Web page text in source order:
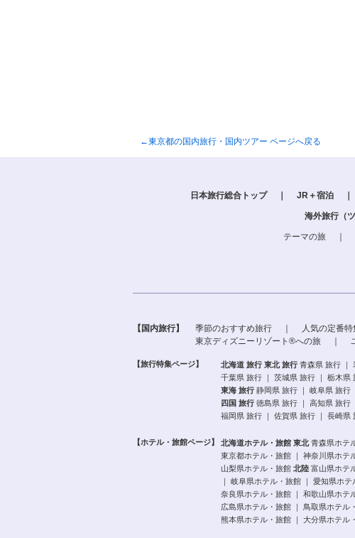
←東京都の国内旅行・国内ツアー ページへ戻る
日本旅行総合トップ ｜ JR＋宿泊 ｜
海外旅行（ツ
テーマの旅 ｜
【国内旅行】 季節のおすすめ旅行 ｜ 人気の定番特
東京ディズニーリゾート®への旅
｜
【旅行特集ページ】 北海道 旅行 東北 旅行 青森県 旅行 ｜
千葉県 旅行
｜ 茨城県 旅行 ｜ 栃木県
東海 旅行 静岡県 旅行 ｜ 岐阜県 旅行
四国 旅行 徳島県 旅行 ｜ 高知県 旅行
福岡県 旅行
｜ 佐賀県 旅行 ｜ 長崎県
【ホテル・旅館ページ】 北海道ホテル・旅館 東北 青森県ホテ
東京都ホテル・旅館
｜ 神奈川県ホテ
山梨県ホテル・旅館 北陸 富山県ホテ
｜
岐阜県ホテル・旅館 ｜ 愛知県ホテ
奈良県ホテル・旅館
｜ 和歌山県ホテ
広島県ホテル・旅館
｜ 鳥取県ホテル
熊本県ホテル・旅館
｜ 大分県ホテル